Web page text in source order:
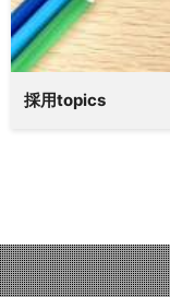
採用topics